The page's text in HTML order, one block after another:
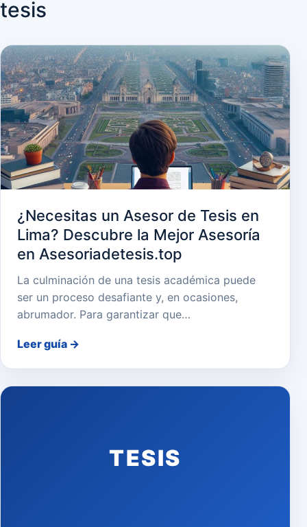
tesis
¿Necesitas un Asesor de Tesis en
Lima? Descubre la Mejor Asesoría
en Asesoriadetesis.top
La culminación de una tesis académica puede
ser un proceso desafiante y, en ocasiones,
abrumador. Para garantizar que…
Leer guía →
TESIS